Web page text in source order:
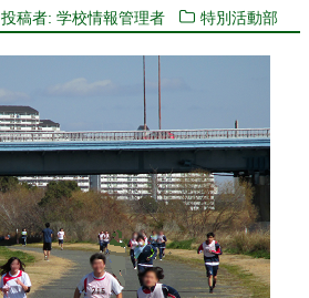
投稿者: 学校情報管理者 特別活動部